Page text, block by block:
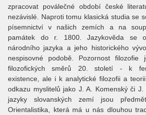
zpracovat poválečné období české
nezávislé. Naproti tomu klasická studia se
písemnictví v našich zemích a na
památek do r. 1800. Jazykověda se
národního jazyka a jeho historického
nespisovné podobě. Pozornost
filozofických směrů 20. století - k
existence, ale i k analytické filozofii a
odkazu myslitelů jako J. A. Komenský či
jazyky slovanských zemí jsou
Orientalistika, která má u nás dlouhou